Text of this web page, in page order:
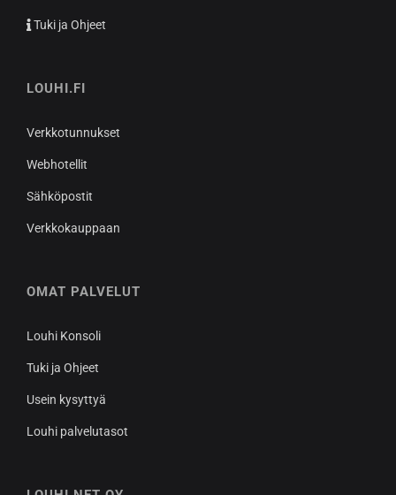
Tuki ja Ohjeet
LOUHI.FI
Verkkotunnukset
Webhotellit
Sähköpostit
Verkkokauppaan
OMAT PALVELUT
Louhi Konsoli
Tuki ja Ohjeet
Usein kysyttyä
Louhi palvelutasot